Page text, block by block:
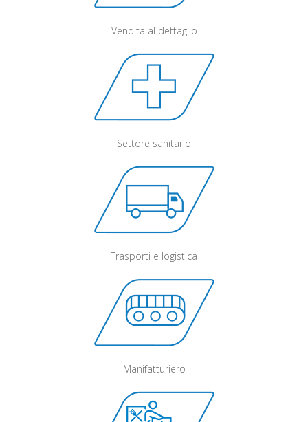
Vendita al dettaglio
Settore sanitario
Trasporti e logistica
Manifatturiero